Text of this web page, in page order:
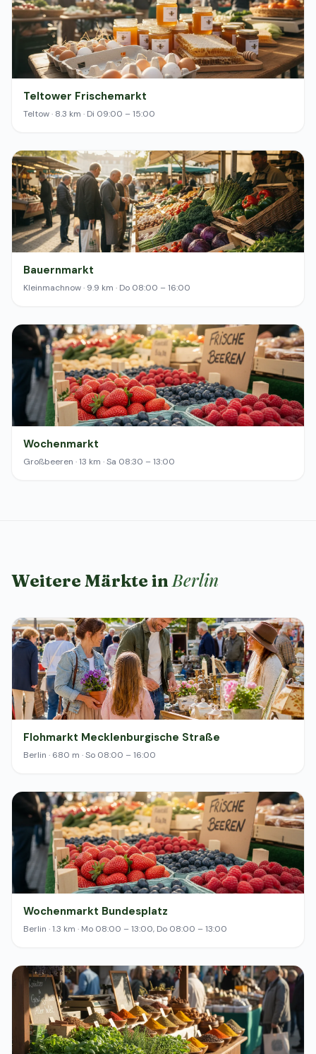
Teltower Frischemarkt
Teltow · 8.3 km · Di 09:00 – 15:00
Bauernmarkt
Kleinmachnow · 9.9 km · Do 08:00 – 16:00
Wochenmarkt
Großbeeren · 13 km · Sa 08:30 – 13:00
Weitere Märkte inBerlin
Flohmarkt Mecklenburgische Straße
Berlin · 680 m · So 08:00 – 16:00
Wochenmarkt Bundesplatz
Berlin · 1.3 km · Mo 08:00 – 13:00, Do 08:00 – 13:00